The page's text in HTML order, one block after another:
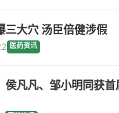
减肥产品绿瘦被曝三大穴 汤臣倍健涉假
医药资讯
侯凡凡、邹小明同获首